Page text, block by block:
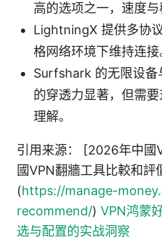
高的选项之一，速度与
LightningX 提供多协
格网络环境下维持连接
Surfshark 的无限设备
的穿透力显著，但需
理解。
引用来源： [2026年中國
國VPN翻牆工具比較和
(https://manage-
recommend/) VPN鸿蒙
选与配置的实战洞察